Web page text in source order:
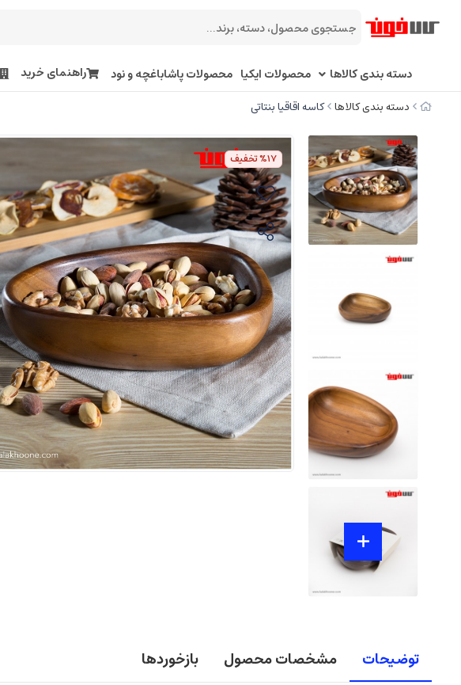
دسته بندی کالاها محصولات ایکیا محصولات پاشاباغچه و نود راهنمای خرید
دسته بندی کالاها کاسه اقاقیا بنتاتی
%17تخفیف
توضیحات مشخصات محصول بازخوردها